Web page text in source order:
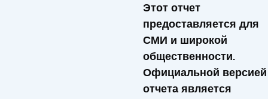
Этот отчет
предоставляется для
СМИ и широкой
общественности.
Официальной версией
отчета является